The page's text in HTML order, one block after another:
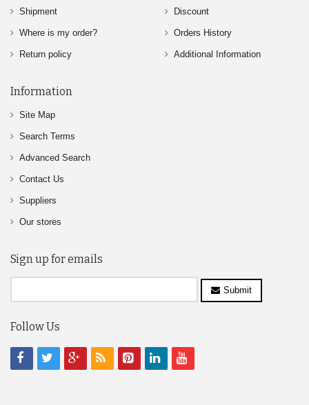
Shipment
Where is my order?
Return policy
Discount
Orders History
Additional Information
Information
Site Map
Search Terms
Advanced Search
Contact Us
Suppliers
Our stores
Sign up for emails
Submit
Follow Us